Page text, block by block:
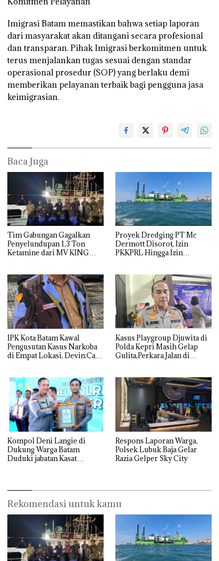
Imigrasi Batam memastikan bahwa setiap laporan
dari masyarakat akan ditangani secara profesional
dan transparan. Pihak Imigrasi berkomitmen untuk
terus menjalankan tugas sesuai dengan standar
operasional prosedur (SOP) yang berlaku demi
memberikan pelayanan terbaik bagi pengguna jasa
keimigrasian.
Baca Juga
Tim Gabungan Gagalkan
Penyelundupan 1,3 Ton
Ketamine dari MV KING
Proyek Dredging PT Mc
Dermott Disorot, Izin
PKKPRL Hingga Izin
IPK Kota Batam Kawal
Pengusutan Kasus Narkoba
di Empat Lokasi, Devin:Cari
Kasus Playgroup Djuwita di
Polda Kepri Masih Gelap
Gulita,Perkara Jalan di
Kompol Deni Langie di
Dukung Warga Batam
Duduki jabatan Kasat
Respons Laporan Warga,
Polsek Lubuk Baja Gelar
Razia Gelper Sky City
Rekomendasi untuk kamu